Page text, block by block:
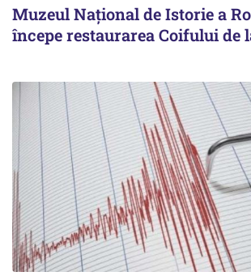
Muzeul Național de Istorie a
începe restaurarea Coifului de